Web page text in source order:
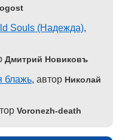
Souls (Надежда),
Дмитрий Новиковъ
блажь, автор Николай
Voronezh-death